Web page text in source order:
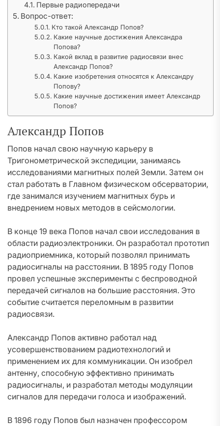
Первые радиопередачи
Вопрос-ответ:
Кто такой Александр Попов?
Какие научные достижения Александра
Попова?
Какой вклад в развитие радиосвязи внес
Александр Попов?
Какие изобретения относятся к Александру
Попову?
Какие научные достижения имеет Александр
Попов?
Александр Попов
Попов начал свою научную карьеру в
Тригонометрической экспедиции, занимаясь
исследованиями магнитных полей Земли. Затем он
стал работать в Главном физическом обсерватории,
где занимался изучением магнитных бурь и
внедрением новых методов в сейсмологии.
В конце 19 века Попов начал свои исследования в
области радиоэлектроники. Он разработал прототип
радиоприемника, который позволял принимать
радиосигналы на расстоянии. В 1895 году Попов
провел успешные эксперименты с беспроводной
передачей сигналов на большие расстояния. Это
событие считается переломным в развитии
радиосвязи.
Александр Попов активно работал над
усовершенствованием радиотехнологий и
применением их для коммуникации. Он изобрел
антенну, способную эффективно принимать
радиосигналы, и разработал методы модуляции
сигналов для передачи голоса и изображений.
В 1896 году Попов был назначен профессором